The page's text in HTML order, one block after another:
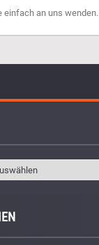
einfach an uns wenden.